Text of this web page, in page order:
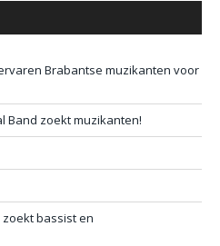
Brabantse muzikanten voor
Band zoekt muzikanten!
zoekt bassist en